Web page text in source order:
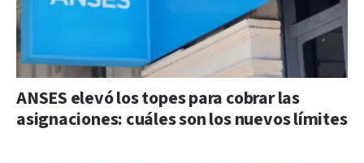
ANSES elevó los topes para cobrar las
asignaciones: cuáles son los nuevos límites